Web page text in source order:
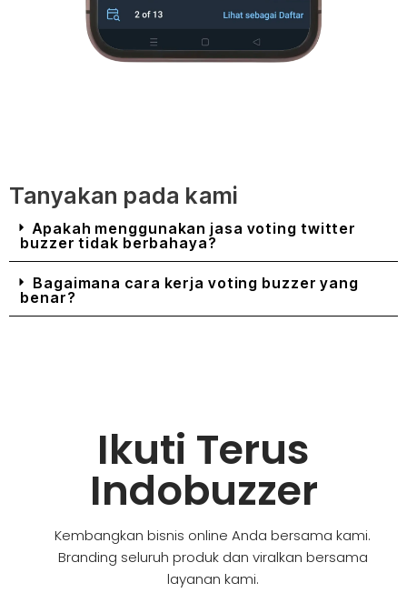
Tanyakan pada kami
Apakah menggunakan jasa voting twitter
buzzer tidak berbahaya?
Bagaimana cara kerja voting buzzer yang
benar?
Ikuti Terus
Indobuzzer
Kembangkan bisnis online Anda bersama kami.
Branding seluruh produk dan viralkan bersama
layanan kami.